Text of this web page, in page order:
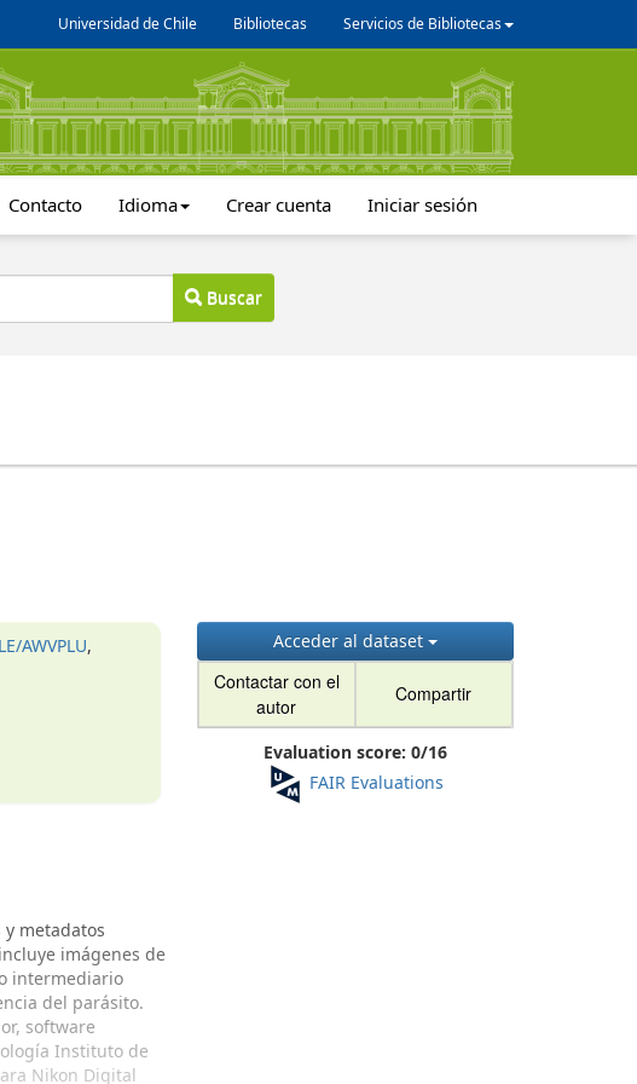
Universidad de Chile Bibliotecas Servicios de Bibliotecas
Contacto Idioma Crear cuenta Iniciar sesión
Buscar
AWVPLU,
Acceder al dataset
Contactar con el
autor
Compartir
Evaluation score: 0/16
FAIR Evaluations
metadatos
imágenes de
intermediario
del parásito.
software
Instituto de
Nikon Digital